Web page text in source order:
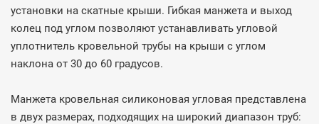
установки на скатные крыши. Гибкая манжета и выход
колец под углом позволяют устанавливать угловой
уплотнитель кровельной трубы на крыши с углом
наклона от 30 до 60 градусов.
Манжета кровельная силиконовая угловая представлена
в двух размерах, подходящих на широкий диапазон труб: